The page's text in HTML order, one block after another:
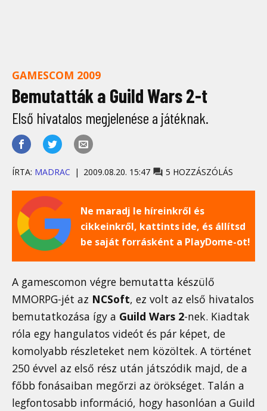
GAMESCOM 2009
Bemutatták a Guild Wars 2-t
Első hivatalos megjelenése a játéknak.
ÍRTA: MADRAC 2009.08.20. 15:47 5 HOZZÁSZÓLÁS
Ne maradj le híreinkről és
cikkeinkről, kattints ide, és állítsd
be saját forrásként a PlayDome-ot!
A gamescomon végre bemutatta készülő
MMORPG-jét az NCSoft, ez volt az első hivatalos
bemutatkozása így a Guild Wars 2-nek. Kiadtak
róla egy hangulatos videót és pár képet, de
komolyabb részleteket nem közöltek. A történet
250 évvel az első rész után játszódik majd, de a
főbb fonásaiban megőrzi az örökséget. Talán a
legfontosabb információ, hogy hasonlóan a Guild